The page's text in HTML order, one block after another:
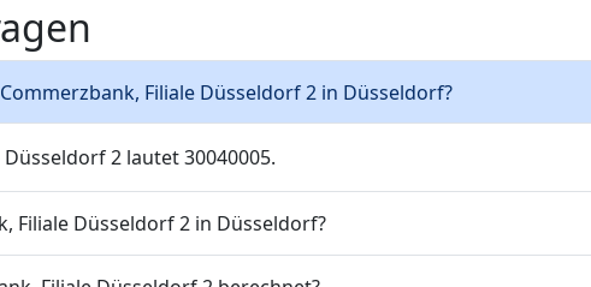
Filiale Düsseldorf 2 in Düsseldorf?
2 lautet 30040005.
Filiale Düsseldorf 2 in Düsseldorf?